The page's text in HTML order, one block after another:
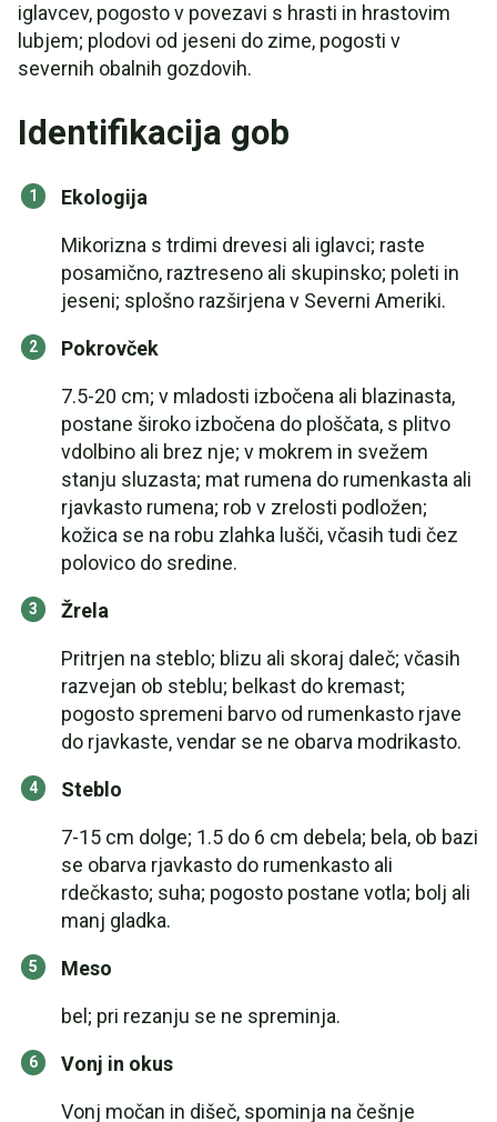
iglavcev, pogosto v povezavi s hrasti in hrastovim
lubjem; plodovi od jeseni do zime, pogosti v
severnih obalnih gozdovih.
Identifikacija gob
Ekologija
Mikorizna s trdimi drevesi ali iglavci; raste
posamično, raztreseno ali skupinsko; poleti in
jeseni; splošno razširjena v Severni Ameriki.
Pokrovček
7.5-20 cm; v mladosti izbočena ali blazinasta,
postane široko izbočena do ploščata, s plitvo
vdolbino ali brez nje; v mokrem in svežem
stanju sluzasta; mat rumena do rumenkasta ali
rjavkasto rumena; rob v zrelosti podložen;
kožica se na robu zlahka lušči, včasih tudi čez
polovico do sredine.
Žrela
Pritrjen na steblo; blizu ali skoraj daleč; včasih
razvejan ob steblu; belkast do kremast;
pogosto spremeni barvo od rumenkasto rjave
do rjavkaste, vendar se ne obarva modrikasto.
Steblo
7-15 cm dolge; 1.5 do 6 cm debela; bela, ob bazi
se obarva rjavkasto do rumenkasto ali
rdečkasto; suha; pogosto postane votla; bolj ali
manj gladka.
Meso
bel; pri rezanju se ne spreminja.
Vonj in okus
Vonj močan in dišeč, spominja na češnje